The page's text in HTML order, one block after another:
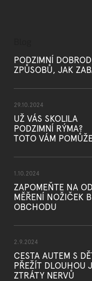
PODZIMNÍ
ZPŮSOBŮ, JAK
29.10.2024
UŽ VÁS SKOLILA
PODZIMNÍ RÝMA?
TOTO VÁM
1.10.2024
ZAPOMEŇTE NA
MĚŘENÍ NOŽIČEK
OBCHODU
2.9.2024
CESTA AUTEM S
PŘEŽÍT DLOUHOU
ZTRÁTY NERVŮ